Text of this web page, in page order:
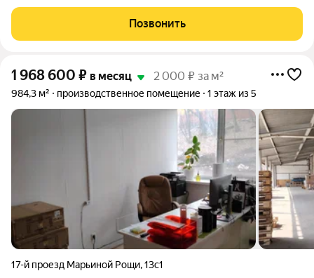
три тонны. Объект находится по адресу: проспект Генерала
Алексеева, дом 5, в
Позвонить
1 968 600 ₽ в месяц 2 000 ₽ за м²
984,3 м² производственное помещение 1 этаж из 5
17-й проезд Марьиной Рощи,13с1